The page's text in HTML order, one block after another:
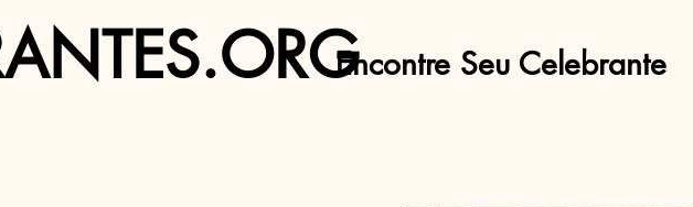
Encontre Seu Celebrante